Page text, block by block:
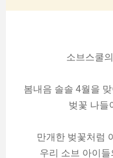
소브스쿨
봄내음 솔솔 4월을
벚꽃 나들
만개한 벚꽃처럼
우리 소브 아이